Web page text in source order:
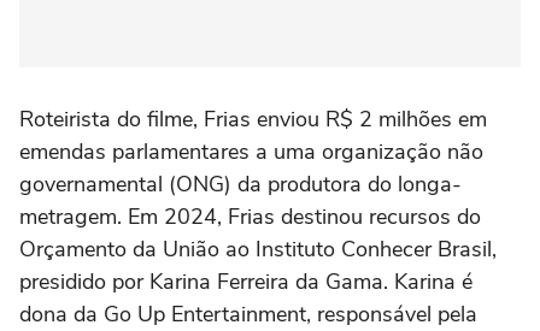
Roteirista do filme, Frias enviou R$ 2 milhões em
emendas parlamentares a uma organização não
governamental (ONG) da produtora do longa-
metragem. Em 2024, Frias destinou recursos do
Orçamento da União ao Instituto Conhecer Brasil,
presidido por Karina Ferreira da Gama. Karina é
dona da Go Up Entertainment, responsável pela